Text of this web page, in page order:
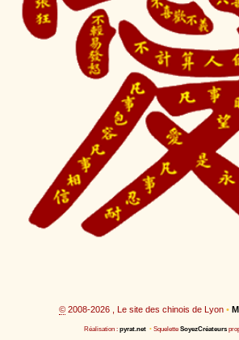
©2008-2026 , Le site des chinois de Lyon •
Réalisation : pyrat.net • Squelette SoyezCréateurs